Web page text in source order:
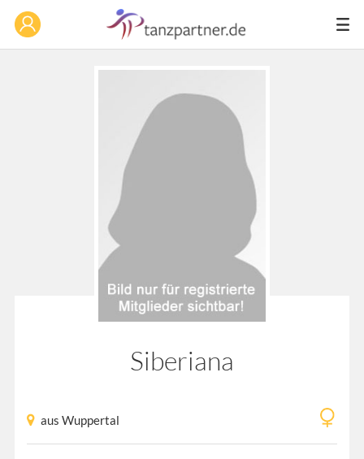
Siberiana
aus Wuppertal